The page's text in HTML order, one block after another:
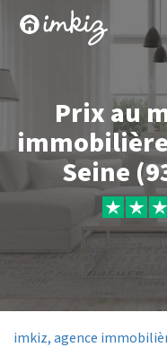
Prix au
Seine
imkiz, agence